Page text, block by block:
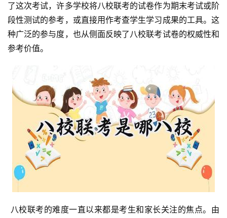
了这次考试，许多学校将八校联考的试卷作为期末考试或阶
段性测试的参考，或直接用作考查学生学习成果的工具。这
种广泛的参与度，也从侧面反映了八校联考试卷的权威性和
参考价值。